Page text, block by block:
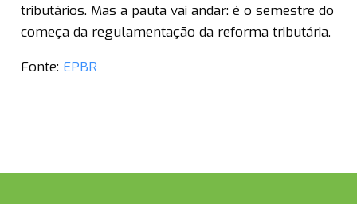
tributários. Mas a pauta vai andar: é o semestre do
começa da regulamentação da reforma tributária.
Fonte: EPBR